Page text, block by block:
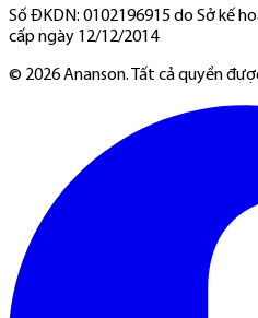
Số ĐKDN: 0102196915 do Sở kế
cấp ngày 12/12/2014
© 2026Ananson. Tất cả quyền